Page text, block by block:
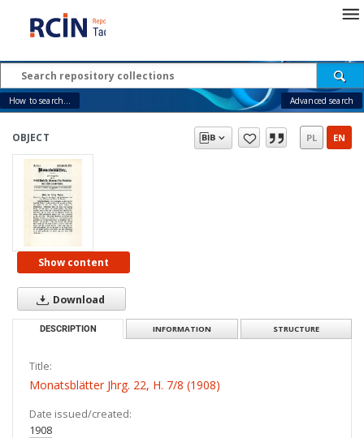
How to search... Advanced search
OBJECT PL EN
Show content
Download
DESCRIPTION INFORMATION STRUCTURE
Title:
Monatsblätter Jhrg. 22, H. 7/8 (1908)
Date issued/created:
1908